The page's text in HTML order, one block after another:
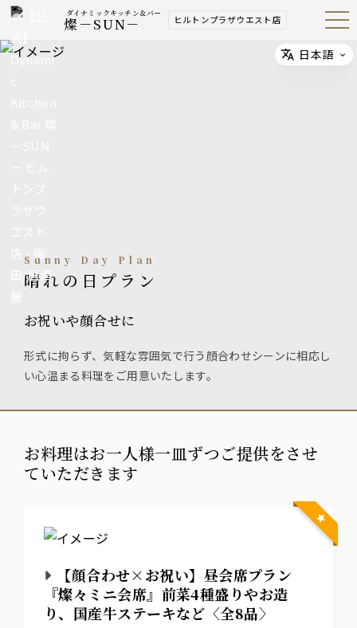
ダイナミックキッチン＆バー
燦－SUN－ ヒルトンプラザウエスト店 Open
Navig
Sunny Day Plan
晴れの日プラン
お祝いや顔合せに
形式に拘らず、気軽な雰囲気で行う顔合わせシーンに相応し
い心温まる料理をご用意いたします。
お料理はお一人様一皿ずつご提供をさせ
ていただきます
【顔合わせ×お祝い】昼会席プラン
『燦々ミニ会席』前菜4種盛りやお造
り、国産牛ステーキなど〈全8品〉
Select
日本語